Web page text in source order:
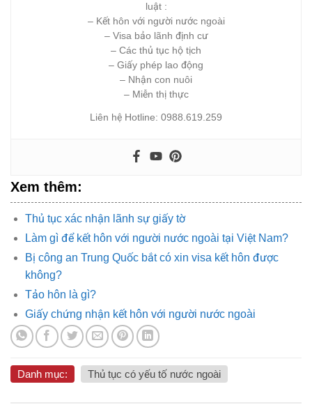
luật :
– Kết hôn với người nước ngoài
– Visa bảo lãnh định cư
– Các thủ tục hộ tịch
– Giấy phép lao động
– Nhận con nuôi
– Miễn thị thực
Liên hệ Hotline: 0988.619.259
Xem thêm:
Thủ tục xác nhận lãnh sự giấy tờ
Làm gì để kết hôn với người nước ngoài tại Việt Nam?
Bị công an Trung Quốc bắt có xin visa kết hôn được
không?
Tảo hôn là gì?
Giấy chứng nhận kết hôn với người nước ngoài
Danh mục: Thủ tục có yếu tố nước ngoài